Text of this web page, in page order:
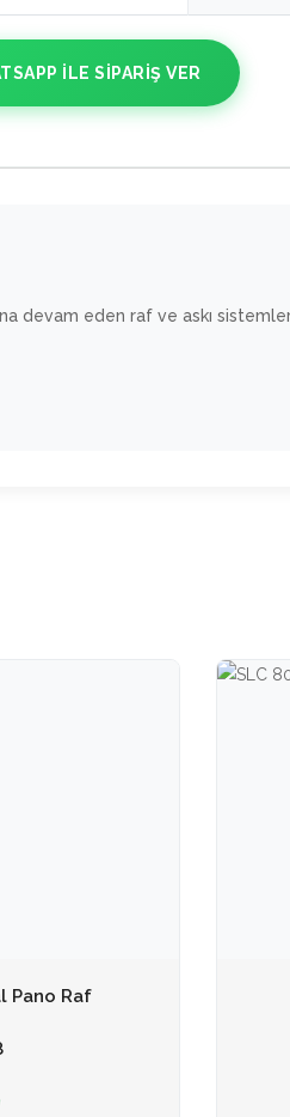
ILE SIPARIŞ VER
devam eden raf ve askı
Pano Raf